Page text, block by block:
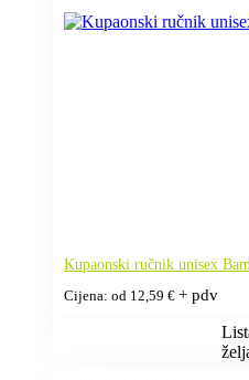
Kupaonski ručnik unisex
Cijena: od 12,59 € + pdv